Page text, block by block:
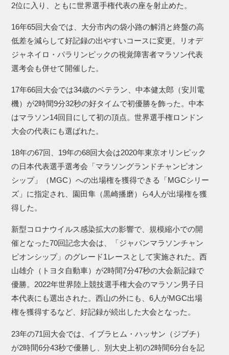
2位に入り、ともに世界選手権代表の座を射止めた。
16年65回大会では、大分市内の袋小路の解消と終盤の高
低差を減らして好記録の出やすいコースに変更。リオデ
ジャネイロ・パラリンピックの視覚障害者マラソン代表
選考会も併せて開催した。
17年66回大会では34歳のベテラン、中本健太郎（安川電
機）が2時間9分32秒の好タイムで初優勝を飾った。中本
はマラソン14回目にして初の頂点。世界選手権ロンドン
大会の代表にも選ばれた。
18年の67回、19年の68回大会は2020年東京オリンピック
の日本代表選手選考会「マラソングランドチャンピオン
シップ」（MGC）への出場権を獲得できる「MGCシリー
ズ」に指定され、園田隼（黒崎播磨）ら4人が出場権を獲
得した。
新型コロナウイルス感染拡大の影響で、規模縮小での開
催となった70回記念大会は、「ジャパンマラソンチャン
ピオンシップ」のグレード1レースとして実施された。西
山雄介（トヨタ自動車）が2時間7分47秒の大会新記録で
優勝。2022年世界陸上競技選手権大会のマラソン男子日
本代表にも選出された。西山の外にも、6人がMGC出場
権を獲得するなど、好記録が続出した大会となった。
23年の71回大会では、イブラヒム・ハッサン（ジブチ）
が2時間6分43秒で優勝し、別大史上初の2時間6分台を記